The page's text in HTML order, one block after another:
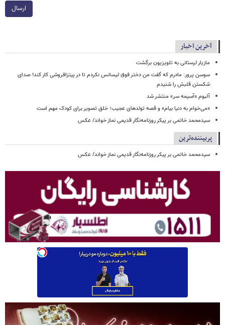
ارسال
آخرین اخبار
مازیار لرستانی به تلویزیون برگشت
سوسن پرور: مادرم که گفت من دختر فوق‌ لیسانس نکردم تا در پیتزافروشی کار کند! صدای
شکستن قلبش را شنیدم
آلبوم «آسیمه سر» منتشر شد
«می‌خوام به دنیا بیام» و قصه تولدهای عجیب؛ خلق تصویر برای کودک مهم است
سیدمحمد خاتمی بر پیکر روزنامه‌نگار قدیمی نماز خواند/ عکس
پربیننده‌ترین
سیدمحمد خاتمی بر پیکر روزنامه‌نگار قدیمی نماز خواند/ عکس